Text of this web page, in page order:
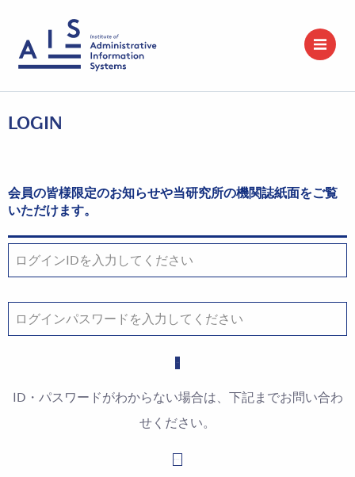
LOGIN
会員の皆様限定のお知らせや当研究所の機関誌紙面をご覧
いただけます。
ID・パスワードがわからない場合は、下記までお問い合わ
せください。